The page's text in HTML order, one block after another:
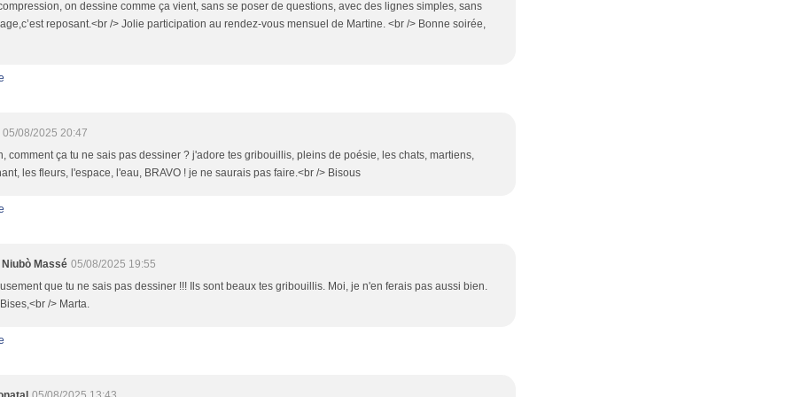
on dessine comme ça vient, sans se poser de questions, avec des lignes simples, sans
reposant.<br /> Jolie participation au rendez-vous mensuel de Martine. <br /> Bonne soirée,
05/08/2025 20:47
comment ça tu ne sais pas dessiner ? j'adore tes gribouillis, pleins de poésie, les chats, martiens,
les fleurs, l'espace, l'eau, BRAVO ! je ne saurais pas faire.<br /> Bisous
Niubò Massé 05/08/2025 19:55
que tu ne sais pas dessiner !!! Ils sont beaux tes gribouillis. Moi, je n'en ferais pas aussi bien.
/> Marta.